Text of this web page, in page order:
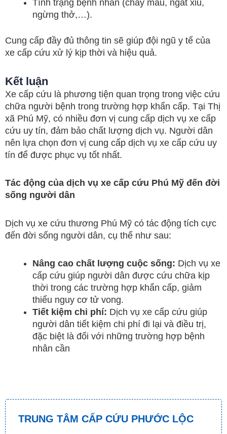
Tình trạng bệnh nhân (chảy máu, ngất xỉu,
ngừng thở,…).
Cung cấp đầy đủ thông tin sẽ giúp đội ngũ y tế của
xe cấp cứu xử lý kịp thời và hiệu quả.
Kết luận
Xe cấp cứu là phương tiện quan trọng trong việc cứu
chữa người bệnh trong trường hợp khẩn cấp. Tại Thị
xã Phú Mỹ, có nhiều đơn vị cung cấp dịch vụ xe cấp
cứu uy tín, đảm bảo chất lượng dịch vụ. Người dân
nên lựa chọn đơn vị cung cấp dịch vụ xe cấp cứu uy
tín để được phục vụ tốt nhất.
Tác động của dịch vụ xe cấp cứu Phú Mỹ đến đời
sống người dân
Dịch vụ xe cứu thương Phú Mỹ có tác động tích cực
đến đời sống người dân, cụ thể như sau:
Nâng cao chất lượng cuộc sống: Dịch vụ xe
cấp cứu giúp người dân được cứu chữa kịp
thời trong các trường hợp khẩn cấp, giảm
thiểu nguy cơ tử vong.
Tiết kiệm chi phí: Dịch vụ xe cấp cứu giúp
người dân tiết kiệm chi phí đi lại và điều trị,
đặc biệt là đối với những trường hợp bệnh
nhân cần
TRUNG TÂM CẤP CỨU PHƯỚC LỘC